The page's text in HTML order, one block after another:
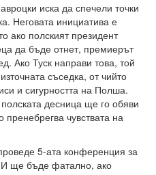
иска да спечели точки
Неговата инициатива е
ако полският президент
да бъде отнет, премиерът
Ако Туск направи това, той
съседка, от чийто
и сигурността на Полша.
десница ще го обяви
пренебрегва чувствата на
5-ата конференция за
И ще бъде фатално, ако